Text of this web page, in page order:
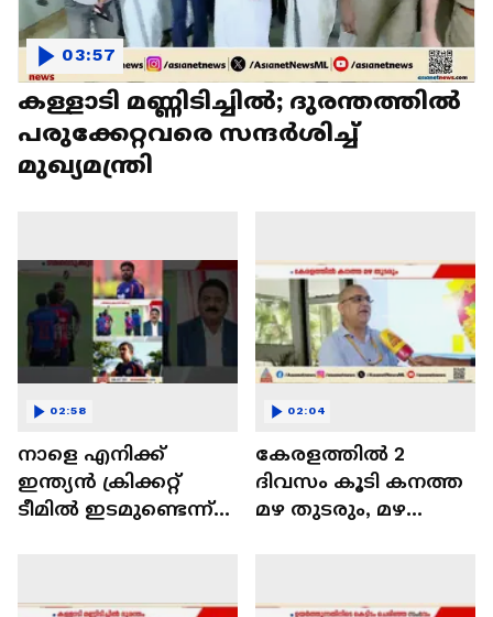
കള്ളാടി മണ്ണിടിച്ചിൽ; ദുരന്തത്തിൽ
പരുക്കേറ്റവരെ സന്ദ‍ർശിച്ച്
മുഖ്യമന്ത്രി
03:57
നാളെ എനിക്ക്
ഇന്ത്യൻ ക്രിക്കറ്റ്
ടീമിൽ ഇടമുണ്ടെന്ന്
02:58
കേരളത്തിൽ 2
ദിവസം കൂടി കനത്ത
മഴ തുടരും, മഴ
02:04